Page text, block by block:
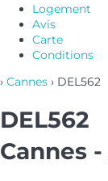
Logement
Avis
Carte
Conditions
› Cannes › DEL562
DEL562
Cannes -